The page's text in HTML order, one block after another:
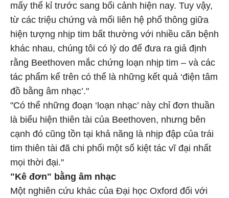
mấy thế kỉ trước sang bối cảnh hiện nay. Tuy vậy,
từ các triệu chứng và mối liên hệ phổ thông giữa
hiện tượng nhịp tim bất thường với nhiều căn bệnh
khác nhau, chúng tôi có lý do để đưa ra giả định
rằng Beethoven mắc chứng loạn nhịp tim – và các
tác phẩm kể trên có thể là những kết quả ‘điện tâm
đồ bằng âm nhạc’."
"Có thể những đoạn ‘loạn nhạc’ này chỉ đơn thuần
là biểu hiện thiên tài của Beethoven, nhưng bên
cạnh đó cũng tồn tại khả năng là nhịp đập của trái
tim thiên tài đã chi phối một số kiệt tác vĩ đại nhất
mọi thời đại."
"Kê đơn" bằng âm nhạc
Một nghiên cứu khác của Đại học Oxford đối với